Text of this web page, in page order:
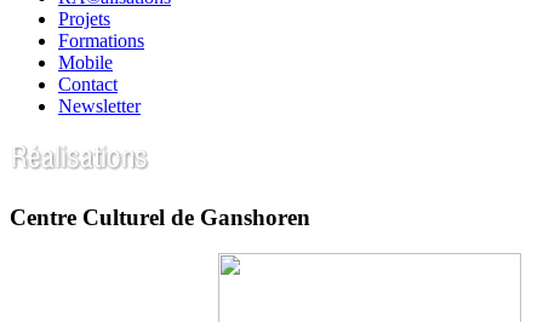
Projets
Formations
Mobile
Contact
Newsletter
Centre Culturel de Ganshoren